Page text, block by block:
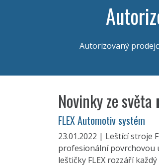
Autorizovaný
Novinky ze světa
FLEX Automotiv systém
23.01.2022 | Leštící stroje
profesionální povrchovou
leštičky FLEX rozzáří